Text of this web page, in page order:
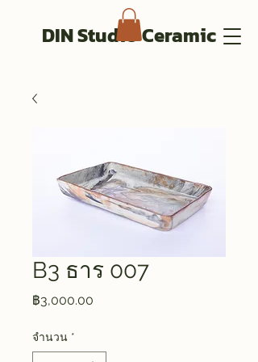
DIN Studio Ceramic
B3 ธาร 007
฿3,000.00
จำนวน *